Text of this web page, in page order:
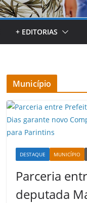
+ EDITORIAS
Município
DESTAQUE MUNICÍPIO
Parceria
deputada